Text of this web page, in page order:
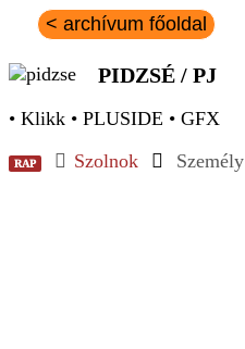
< archívum főoldal
PIDZSÉ / PJ
• Klikk • PLUSIDE • GFX
RAP Szolnok Személy